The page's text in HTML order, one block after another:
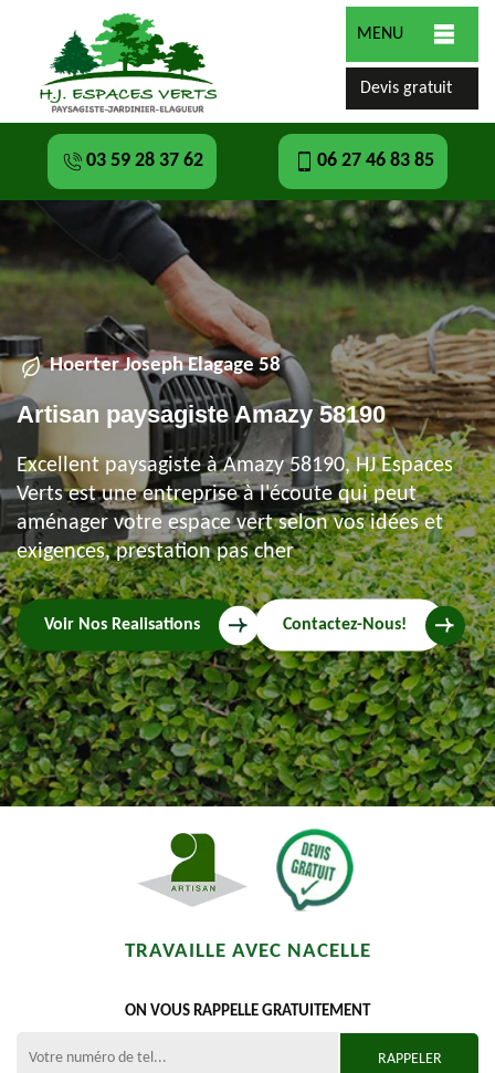
MENU
Devis gratuit
03 59 28 37 62 06 27 46 83 85
Hoerter Joseph Elagage 58
Artisan paysagiste Amazy 58190
Excellent paysagiste à Amazy 58190, HJ Espaces
Verts est une entreprise à l'écoute qui peut
aménager votre espace vert selon vos idées et
exigences, prestation pas cher
Voir Nos Realisations Contactez-Nous!
TRAVAILLE AVEC NACELLE
ON VOUS RAPPELLE GRATUITEMENT